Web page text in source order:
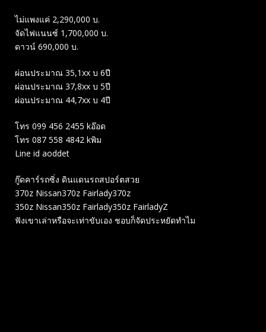
ไม่แพงแค่ 2,290,000 บ.
จัดไฟแนนซ์ 1,700,000 บ.
ดาวน์ 690,000 บ.
ผ่อนประมาณ 35,1xx บ 6ปี
ผ่อนประมาณ 37,8xx บ 5ปี
ผ่อนประมาณ 44,7xx บ 4ปี
โทร 099 456 2455 kอ๊อด
โทร 087 558 4842 kพิม
Line id aoddet
กู๊ดคาร์รถซิ่ง ดินแดนรถสปอร์ตสวย
370z Nissan370z Fairlady370z
350z Nissan350z Fairlady350z FairladyZ
ฟังเขาเล่าหรือจะเท่าขับเอง ชอบก็จัดประหยัดทำไม